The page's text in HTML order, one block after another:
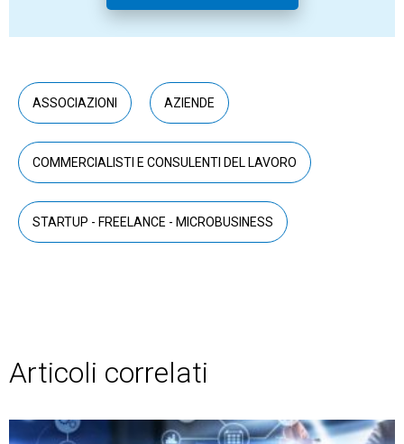
ASSOCIAZIONI AZIENDE
COMMERCIALISTI E CONSULENTI DEL LAVORO
STARTUP - FREELANCE - MICROBUSINESS
Articoli correlati